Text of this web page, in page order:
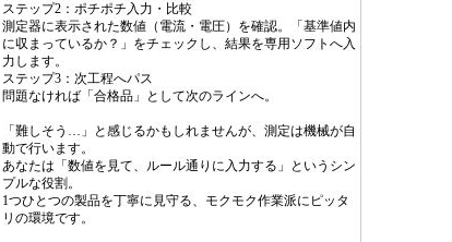
ステップ2：ポチポチ入力・比較
測定器に表示された数値（電流・電圧）を確認。「基準値内
に収まっているか？」をチェックし、結果を専用ソフトへ入
力します。
ステップ3：次工程へパス
問題なければ「合格品」として次のラインへ。
「難しそう…」と感じるかもしれませんが、測定は機械が自
動で行います。
あなたは「数値を見て、ルール通りに入力する」というシン
プルな役割。
1つひとつの製品を丁寧に見守る、モクモク作業派にピッタ
リの環境です。